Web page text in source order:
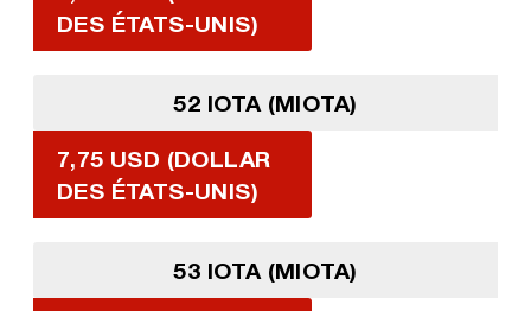
DES ÉTATS-UNIS)
52 IOTA (MIOTA)
7,75 USD (DOLLAR
DES ÉTATS-UNIS)
53 IOTA (MIOTA)